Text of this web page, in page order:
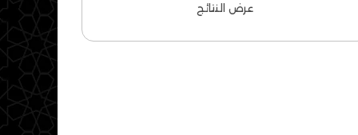
عرض النتائج